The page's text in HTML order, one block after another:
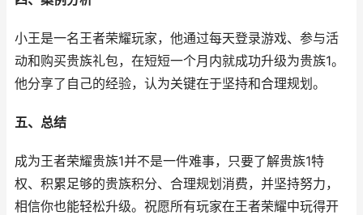
小王是一名王者荣耀玩家，他通过每天登录游戏、参与活
动和购买贵族礼包，在短短一个月内就成功升级为贵族1。
他分享了自己的经验，认为关键在于坚持和合理规划。
五、总结
成为王者荣耀贵族1并不是一件难事，只要了解贵族1特
权、积累足够的贵族积分、合理规划消费，并坚持努力，
相信你也能轻松升级。祝愿所有玩家在王者荣耀中玩得开